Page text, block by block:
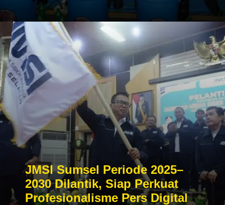
JMSI Sumsel Periode 2025–
2030 Dilantik, Siap Perkuat
Profesionalisme Pers Digital